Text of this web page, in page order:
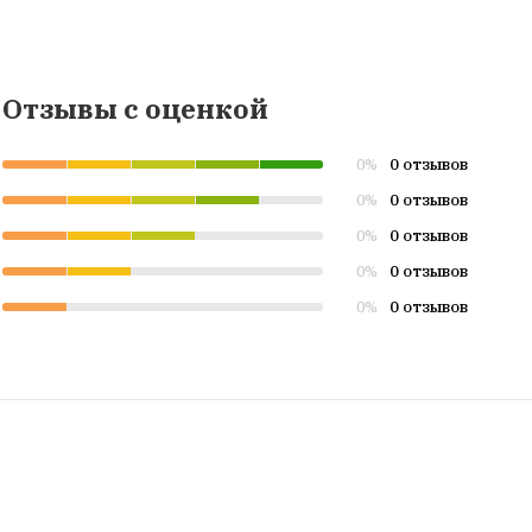
Отзывы с оценкой
0% 0 отзывов
0% 0 отзывов
0% 0 отзывов
0% 0 отзывов
0% 0 отзывов